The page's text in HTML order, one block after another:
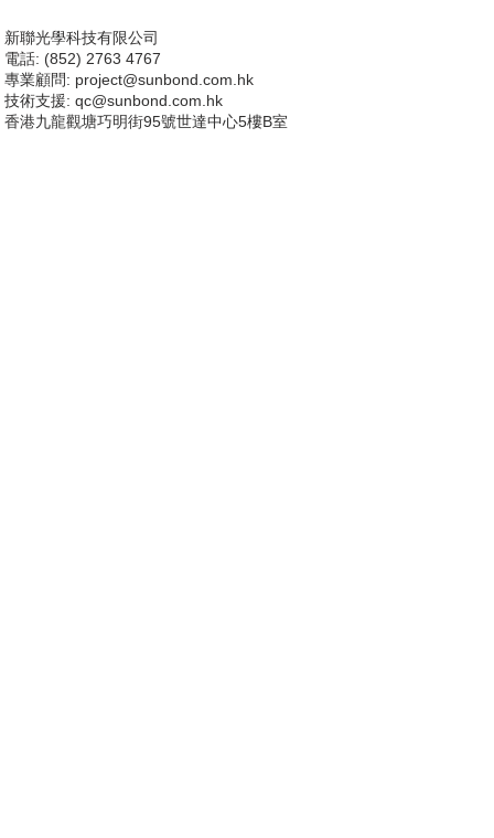
新聯光學科技有限公司
電話: (852) 2763 4767
專業顧問: project@sunbond.com.hk
技術支援: qc@sunbond.com.hk
香港九龍觀塘巧明街95號世達中心5樓B室